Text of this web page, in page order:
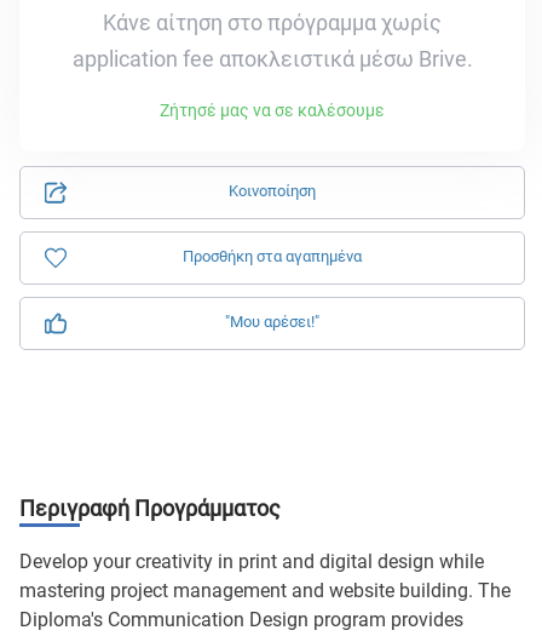
Κοινοποίηση
Προσθήκη στα αγαπημένα
"Μου αρέσει!"
Κάνε αίτηση στο πρόγραμμα χωρίς
application fee αποκλειστικά μέσω Brive.
Ζήτησέ μας να σε καλέσουμε
Περιγραφή Προγράμματος
Develop your creativity in print and digital design while
mastering project management and website building. The
Diploma's Communication Design program provides